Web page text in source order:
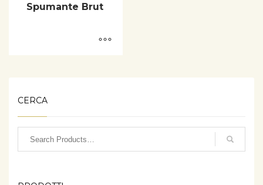
Spumante Brut
CERCA